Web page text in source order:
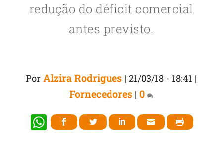
redução do déficit comercial
antes previsto.
Por Alzira Rodrigues| 21/03/18 - 18:41 |
Fornecedores| 0
W